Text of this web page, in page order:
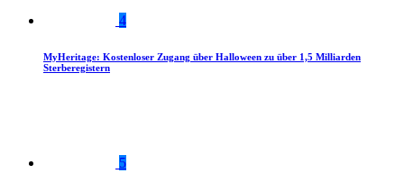
4
MyHeritage: Kostenloser Zugang über Halloween zu über 1,5 Milliarden
Sterberegistern
5